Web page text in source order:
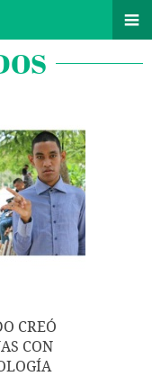
CREÓ
CON